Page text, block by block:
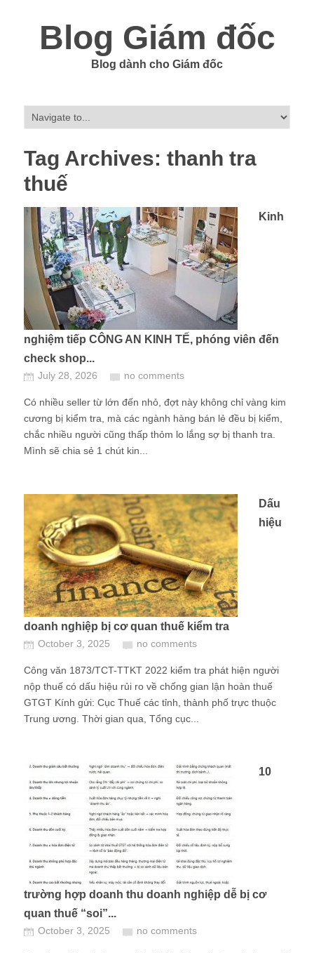
Blog Giám đốc
Blog dành cho Giám đốc
Tag Archives: thanh tra
thuế
Kinh
nghiệm tiếp CÔNG AN KINH TẾ, phóng viên đến
check shop...
July 28, 2026 no comments
Có nhiều seller từ lớn đến nhỏ, đợt này không chỉ vàng kim
cương bị kiểm tra, mà các ngành hàng bán lẻ đều bị kiểm,
chắc nhiều người cũng thấp thỏm lo lắng sợ bị thanh tra.
Mình sẽ chia sẻ 1 chút kin...
Dấu
hiệu
doanh nghiệp bị cơ quan thuế kiểm tra
October 3, 2025 no comments
Công văn 1873/TCT-TTKT 2022 kiểm tra phát hiện người
nộp thuế có dấu hiệu rủi ro về chống gian lận hoàn thuế
GTGT Kính gửi: Cục Thuế các tỉnh, thành phố trực thuộc
Trung ương. Thời gian qua, Tổng cục...
10
trường hợp doanh thu doanh nghiệp dễ bị cơ
quan thuế “soi”...
October 3, 2025 no comments